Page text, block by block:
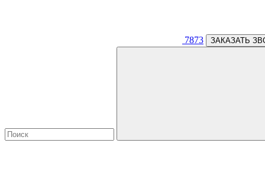
7873 ЗАКАЗАТЬ